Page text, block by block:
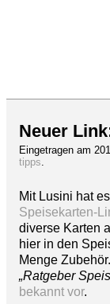
Neuer
Eingetragen am
tipps.
Mit Lusini hat
Speisekarten-
diverse Karten
hier in den
Menge
„Ratgeber
bekannt vor.